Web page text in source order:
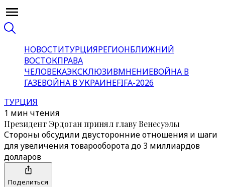
НОВОСТИТУРЦИЯРЕГИОНБЛИЖНИЙ
ВОСТОКПРАВА
ЧЕЛОВЕКАЭКСКЛЮЗИВМНЕНИЕВОЙНА В
ГАЗЕВОЙНА В УКРАИНЕFIFA-2026
ТУРЦИЯ
1 мин чтения
Президент Эрдоган принял главу Венесуэлы
Стороны обсудили двусторонние отношения и шаги
для увеличения товарооборота до 3 миллиардов
долларов
Поделиться